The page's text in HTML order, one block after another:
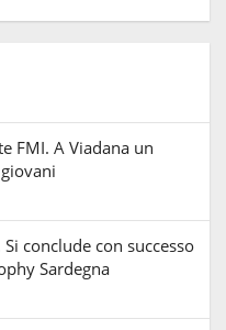
FMI. A Viadana un
conclude con successo
Sardegna